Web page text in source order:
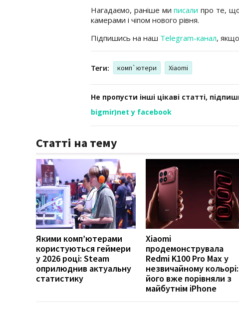
Нагадаємо, раніше миписали про те,
камерами і чіпом нового рівня.
Підпишись на наш Telegram-канал,
Теги: комп`ютери Xiaomi
Не пропусти інші цікаві статті,
bigmir)net у facebook
Статті на тему
Якими комп’ютерами
користуються геймери
у 2026 році: Steam
оприлюднив актуальну
статистику
Xiaomi
продемонструвала
Redmi K100 Pro Max у
незвичайному кольорі:
його вже порівняли з
майбутнім iPhone